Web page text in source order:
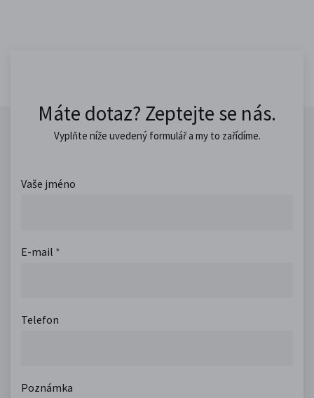
Máte dotaz? Zeptejte se nás.
Vyplňte níže uvedený formulář a my to zařídíme.
Vaše jméno
E-mail *
Telefon
Poznámka